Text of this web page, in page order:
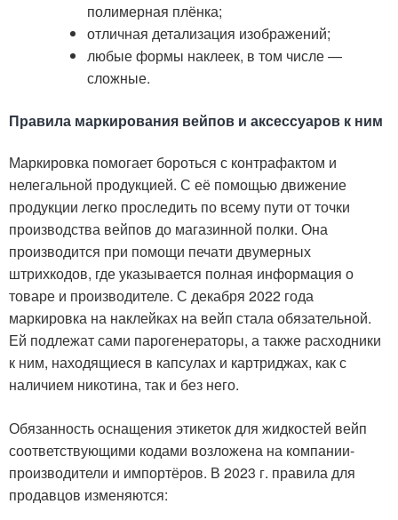
полимерная плёнка;
отличная детализация изображений;
любые формы наклеек, в том числе —
сложные.
Правила маркирования вейпов и аксессуаров к ним
Маркировка помогает бороться с контрафактом и
нелегальной продукцией. С её помощью движение
продукции легко проследить по всему пути от точки
производства вейпов до магазинной полки. Она
производится при помощи печати двумерных
штрихкодов, где указывается полная информация о
товаре и производителе. С декабря 2022 года
маркировка на наклейках на вейп стала обязательной.
Ей подлежат сами парогенераторы, а также расходники
к ним, находящиеся в капсулах и картриджах, как с
наличием никотина, так и без него.
Обязанность оснащения этикеток для жидкостей вейп
соответствующими кодами возложена на компании-
производители и импортёров. В 2023 г. правила для
продавцов изменяются: